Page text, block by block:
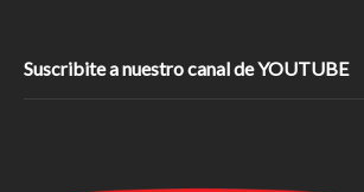
Suscribite a nuestro canal de YOUTUBE